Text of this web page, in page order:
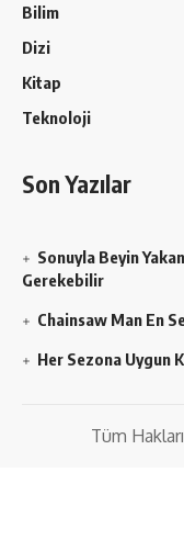
Bilim
Dizi
Kitap
Teknoloji
Son Yazılar
Sonuyla Beyin
Gerekebilir
Chainsaw Man En
Her Sezona Uygun
Tüm